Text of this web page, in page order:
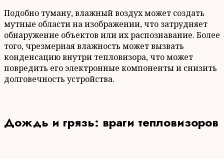
Подобно туману, влажный воздух может создать
мутные области на изображении, что затрудняет
обнаружение объектов или их распознавание. Более
того, чрезмерная влажность может вызвать
конденсацию внутри тепловизора, что может
повредить его электронные компоненты и снизить
долговечность устройства.
Дождь и грязь: враги тепловизоров